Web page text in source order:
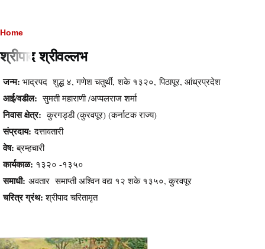
Breadcrumb
Home
श्रीपाद श्रीवल्लभ
Content
जन्म: भाद्रपद शुद्ध ४, गणेश चतुर्थी, शके १३२०, पिठापूर, आंध्रप्रदेश
आई/वडील: सुमती महाराणी /अप्पलराज शर्मा
निवास क्षेत्र: कुरगड्डी (कुरवपूर) (कर्नाटक राज्य)
संप्रदाय: दत्तावतारी
वेष: ब्रम्हचारी
कार्यकाळ: १३२० -१३५०
समाधी: अवतार समाप्ती अश्विन वद्य १२ शके १३५०, कुरवपूर
चरित्र ग्रंथ:श्रीपाद चरितामृत